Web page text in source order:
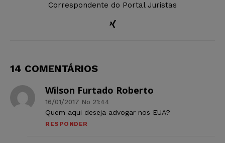
Correspondente do Portal Juristas
14 COMENTÁRIOS
Wilson Furtado Roberto
16/01/2017 No 21:44
Quem aqui deseja advogar nos EUA?
RESPONDER